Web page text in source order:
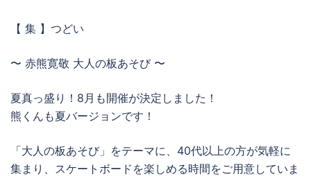
【 集 】つどい
〜 赤熊寛敬 大人の板あそび 〜
夏真っ盛り！8月も開催が決定しました！
熊くんも夏バージョンです！
「大人の板あそび」をテーマに、40代以上の方が気軽に
集まり、スケートボードを楽しめる時間をご用意していま